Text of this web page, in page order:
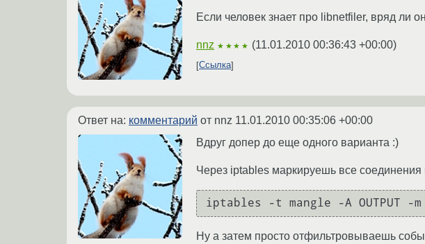
Если человек знает про libnetfiler, вряд ли
nnz ★★★★ (11.01.2010 00:36:43 +00:00)
Ссылка
Ответ на: комментарий от nnz 11.01.2010 00:35:06 +00:00
Вдруг допер до еще одного варианта :)
Через iptables маркируешь все
iptables -t mangle -A OUTPUT -
Ну а затем просто отфильтровываешь